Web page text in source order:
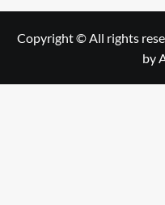
Copyright © All rights
by